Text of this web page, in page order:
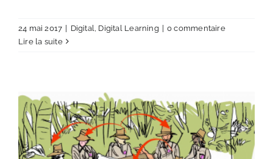
24 mai 2017 Digital Digital Learning
0 commentaire
Lire la suite